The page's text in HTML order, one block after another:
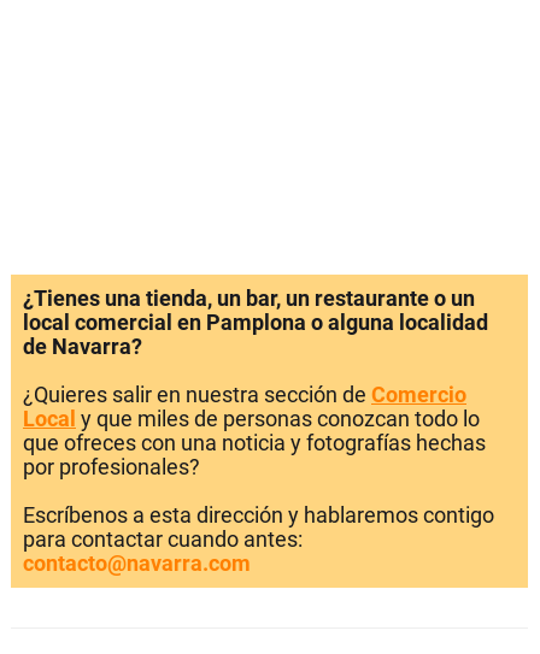
¿Tienes una tienda, un bar, un restaurante o un
local comercial en Pamplona o alguna localidad
de Navarra?
¿Quieres salir en nuestra sección de Comercio
Local y que miles de personas conozcan todo lo
que ofreces con una noticia y fotografías hechas
por profesionales?
Escríbenos a esta dirección y hablaremos contigo
para contactar cuando antes:
contacto@navarra.com